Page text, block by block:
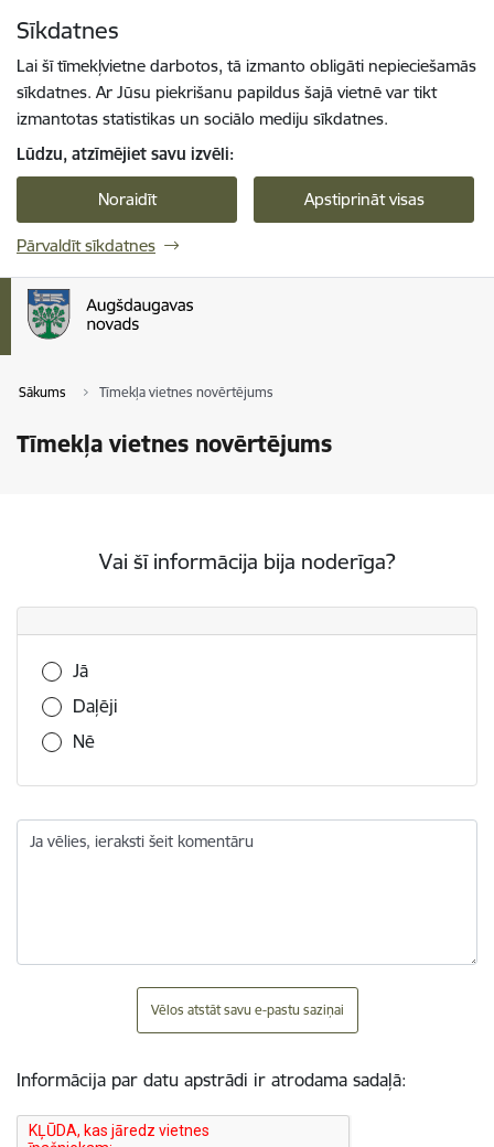
Sīkdatnes
Lai šī tīmekļvietne darbotos, tā izmanto obligāti nepieciešamās
sīkdatnes. Ar Jūsu piekrišanu papildus šajā vietnē var tikt
izmantotas statistikas un sociālo mediju sīkdatnes.
Lūdzu, atzīmējiet savu izvēli:
Noraidīt Apstiprināt visas
Pārvaldīt sīkdatnes
Sākums Tīmekļa vietnes novērtējums
Tīmekļa vietnes novērtējums
Vai šī informācija bija noderīga?
Vai šī informācija bija noderīga?
Jā
Daļēji
Nē
Ja vēlies, ieraksti šeit komentāru
Vēlos atstāt savu e-pastu saziņai
Informācija par datu apstrādi ir atrodama sadaļā: